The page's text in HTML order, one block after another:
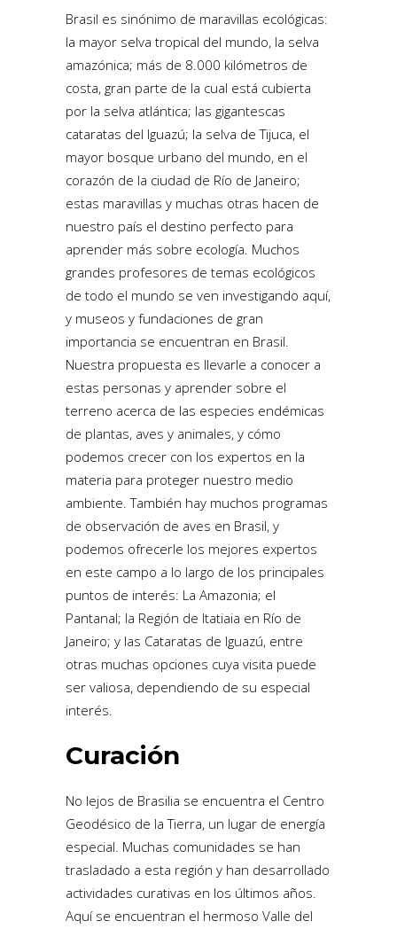
Brasil es sinónimo de maravillas ecológicas:
la mayor selva tropical del mundo, la selva
amazónica; más de 8.000 kilómetros de
costa, gran parte de la cual está cubierta
por la selva atlántica; las gigantescas
cataratas del Iguazú; la selva de Tijuca, el
mayor bosque urbano del mundo, en el
corazón de la ciudad de Río de Janeiro;
estas maravillas y muchas otras hacen de
nuestro país el destino perfecto para
aprender más sobre ecología. Muchos
grandes profesores de temas ecológicos
de todo el mundo se ven investigando aquí,
y museos y fundaciones de gran
importancia se encuentran en Brasil.
Nuestra propuesta es llevarle a conocer a
estas personas y aprender sobre el
terreno acerca de las especies endémicas
de plantas, aves y animales, y cómo
podemos crecer con los expertos en la
materia para proteger nuestro medio
ambiente. También hay muchos programas
de observación de aves en Brasil, y
podemos ofrecerle los mejores expertos
en este campo a lo largo de los principales
puntos de interés: La Amazonia; el
Pantanal; la Región de Itatiaia en Río de
Janeiro; y las Cataratas de Iguazú, entre
otras muchas opciones cuya visita puede
ser valiosa, dependiendo de su especial
interés.
Curación
No lejos de Brasilia se encuentra el Centro
Geodésico de la Tierra, un lugar de energía
especial. Muchas comunidades se han
trasladado a esta región y han desarrollado
actividades curativas en los últimos años.
Aquí se encuentran el hermoso Valle del